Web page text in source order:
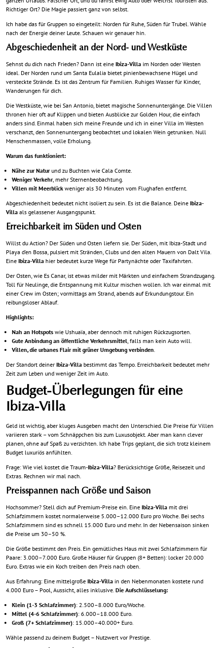
Richtiger Ort? Die Magie passiert ganz von selbst.
Ich habe das für Gruppen so eingeteilt: Norden für Ruhe, Süden für Trubel. Wähle
nach der Energie deiner Leute. Schauen wir genauer hin.
Abgeschiedenheit an der Nord- und Westküste
Sehnst du dich nach Frieden? Dann ist eine Ibiza-Villa im Norden oder Westen
ideal. Der Norden rund um Santa Eulalia bietet pinienbewachsene Hügel und
versteckte Strände. Es ist das Zentrum für Familien. Ruhiges Wasser für Kinder,
Wanderungen für dich.
Die Westküste, wie bei San Antonio, bietet magische Sonnenuntergänge. Die Villen
thronen hier oft auf Klippen und bieten Ausblicke zur Golden Hour, die einfach
anders sind. Einmal haben sich meine Freunde und ich in einer Villa im Westen
verschanzt, den Sonnenuntergang beobachtet und lokalen Wein getrunken. Null
Menschenmassen, volle Erholung.
Warum das funktioniert:
Nähe zur Naturund zu Buchten wie Cala Comte.
Weniger Verkehr, mehr Sternenbeobachtung.
Villen mit Meerblick weniger als 30 Minuten vom Flughafen entfernt.
Abgeschiedenheit bedeutet nicht isoliert zu sein. Es ist die Balance. Deine Ibiza-
Villa als gelassener Ausgangspunkt.
Erreichbarkeit im Süden und Osten
Willst du Action? Der Süden und Osten liefern sie. Der Süden, mit Ibiza-Stadt und
Playa d’en Bossa, pulsiert mit Stränden, Clubs und den alten Mauern von Dalt Vila.
Eine Ibiza-Villa hier bedeutet kurze Wege für Partynächte oder Taxifahrten.
Der Osten, wie Es Canar, ist etwas milder mit Märkten und einfachem Strandzugang.
Toll für Neulinge, die Entspannung mit Kultur mischen wollen. Ich war einmal mit
einer Crew im Osten; vormittags am Strand, abends auf Erkundungstour. Ein
reibungsloser Ablauf.
Highlights:
Nah an Hotspots wie Ushuaïa, aber dennoch mit ruhigen Rückzugsorten.
Gute Anbindung an öffentliche Verkehrsmittel, falls man kein Auto will.
Villen, die urbanes Flair mit grüner Umgebung verbinden.
Der Standort deiner Ibiza-Villa bestimmt das Tempo. Erreichbarkeit bedeutet mehr
Zeit zum Leben und weniger Zeit im Auto.
Budget-Überlegungen für eine
Ibiza-Villa
Geld ist wichtig, aber kluges Ausgeben macht den Unterschied. Die Preise für Villen
variieren stark – vom Schnäppchen bis zum Luxusobjekt. Aber man kann clever
planen, ohne auf Spaß zu verzichten. Ich habe Trips geplant, die sich trotz kleinem
Budget luxuriös anfühlten.
Frage: Wie viel kostet die Traum-Ibiza-Villa? Berücksichtige Größe, Reisezeit und
Extras. Rechnen wir mal nach.
Preisspannen nach Größe und Saison
Hochsommer? Stell dich auf Premium-Preise ein. Eine Ibiza-Villa mit drei
Schlafzimmern kostet normalerweise 5.000–12.000 Euro pro Woche. Bei sechs
Schlafzimmern sind es schnell 15.000 Euro und mehr. In der Nebensaison sinken
die Preise um 30–50 %.
Die Größe bestimmt den Preis. Ein gemütliches Haus mit zwei Schlafzimmern für
Paare: 3.000–7.000 Euro. Große Häuser für Gruppen (8+ Betten): locker 20.000
Euro. Extras wie ein Koch treiben den Preis nach oben.
Aus Erfahrung: Eine mittelgroße Ibiza-Villa in den Nebenmonaten kostete rund
4.000 Euro – Pool, Aussicht, alles inklusive. Die Aufschlüsselung:
Klein (1-3 Schlafzimmer): 2.500–8.000 Euro/Woche.
Mittel (4-6 Schlafzimmer): 6.000–18.000 Euro.
Groß (7+ Schlafzimmer): 15.000–40.000+ Euro.
Wähle passend zu deinem Budget – Nutzwert vor Prestige.